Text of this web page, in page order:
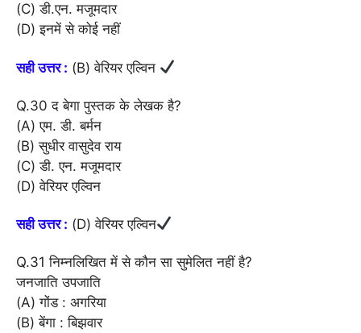
(C) डी.एन. मजूमदार
(D) इनमें से कोई नहीं
सही उत्तर : (B) वेरियर एल्विन
Q.30 द बेगा पुस्तक के लेखक है?
(A) एम. डी. बर्मन
(B) सुधीर वासुदेव राय
(C) डी. एन. मजूमदार
(D) वेरियर एल्विन
सही उत्तर : (D) वेरियर एल्विन
Q.31 निम्नलिखित में से कौन सा सुमेलित नहीं है?
जनजाति उपजाति
(A) गोंड : अगरिया
(B) बेंगा : बिझवार